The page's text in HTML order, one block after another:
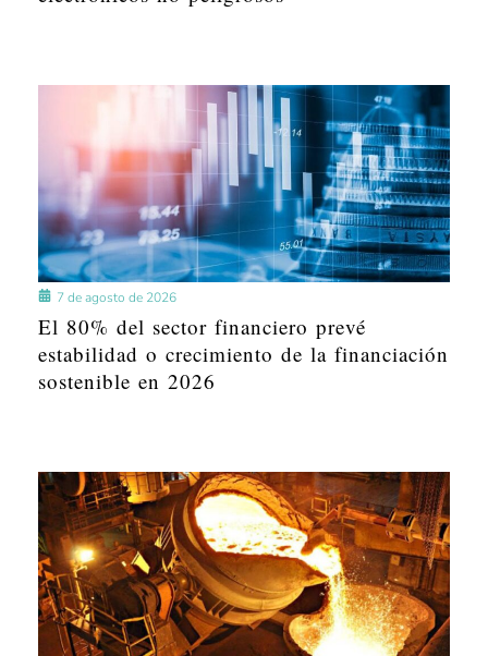
7 de agosto de 2026
El 80% del sector financiero prevé
estabilidad o crecimiento de la financiación
sostenible en 2026